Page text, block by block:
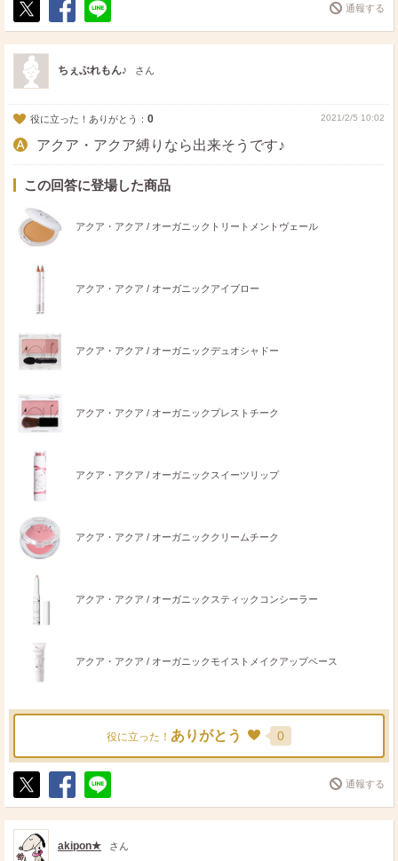
ポ
ス
ト
シ
ェ
送
る
通報する
ちぇぶれもん♪ さん
役に立った！ありがとう： 0 2021/2/5 10:02
アクア・アクア縛りなら出来そうです♪
この回答に登場した商品
アクア・アクア / オーガニックトリートメントヴェール
アクア・アクア / オーガニックアイブロー
アクア・アクア / オーガニックデュオシャドー
アクア・アクア / オーガニックプレストチーク
アクア・アクア / オーガニックスイーツリップ
アクア・アクア / オーガニッククリームチーク
アクア・アクア / オーガニックスティックコンシーラー
アクア・アクア / オーガニックモイストメイクアップベース
役に立った！ ありがとう 0
ポ
ス
ト
シ
ェ
送
る
通報する
akipon★ さん